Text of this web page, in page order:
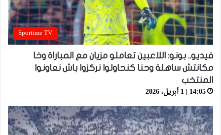
Sportime TV
فيديو.. بونو: اللاعبين تعاملو مزيان مع المباراة وخا
مكانتش ساهلة وحنا كنحاولوا نركزوا باش نعاونوا
المنتخب
14:05 | 1 أبريل، 2026